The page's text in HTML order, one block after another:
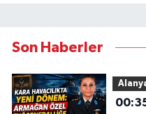
Son Haberler